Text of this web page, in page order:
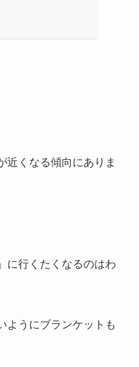
近くなる傾向にありま
に行くたくなるのはわ
ようにブランケットも